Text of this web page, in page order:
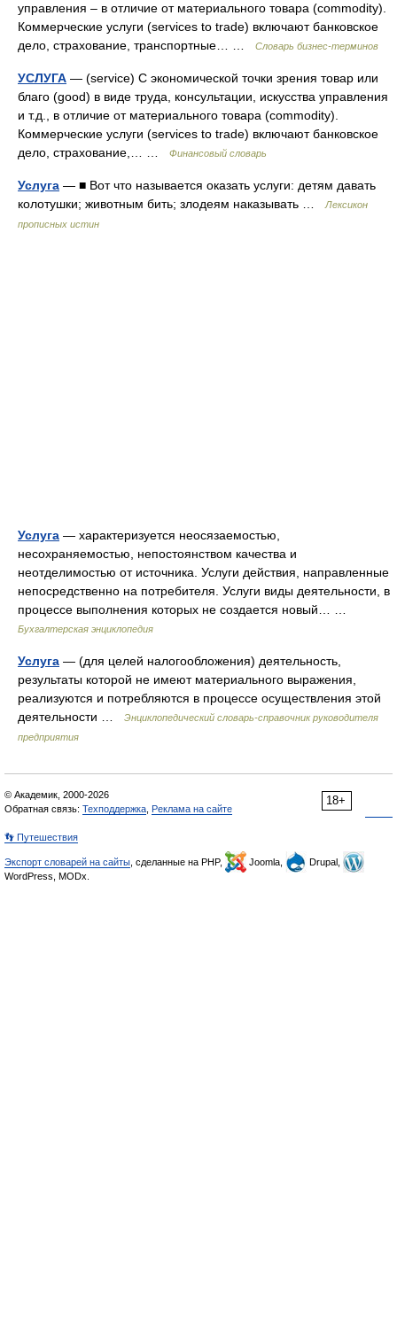
управления – в отличие от материального товара (commodity).
Коммерческие услуги (services to trade) включают банковское
дело, страхование, транспортные… …
Словарь бизнес-терминов
УСЛУГА — (service) С экономической точки зрения товар или
благо (good) в виде труда, консультации, искусства управления
и т.д., в отличие от материального товара (commodity).
Коммерческие услуги (services to trade) включают банковское
дело, страхование,… …
Финансовый словарь
Услуга — ■ Вот что называется оказать услуги: детям давать
колотушки; животным бить; злодеям наказывать …
Лексикон
прописных истин
Услуга — характеризуется неосязаемостью,
несохраняемостью, непостоянством качества и
неотделимостью от источника. Услуги действия, направленные
непосредственно на потребителя. Услуги виды деятельности, в
процессе выполнения которых не создается новый… …
Бухгалтерская энциклопедия
Услуга — (для целей налогообложения) деятельность,
результаты которой не имеют материального выражения,
реализуются и потребляются в процессе осуществления этой
деятельности …
Энциклопедический словарь-справочник руководителя
предприятия
18+
© Академик, 2000-2026
Обратная связь: Техподдержка Реклама на сайте
👣 Путешествия
Экспорт словарей на сайты , сделанные на PHP, Joomla,
Drupal,
WordPress, MODx.